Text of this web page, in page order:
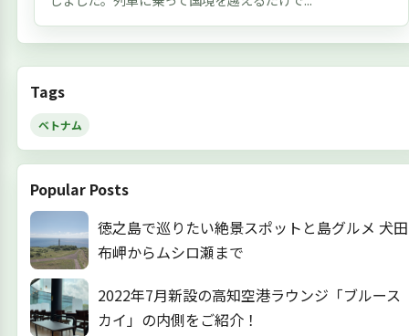
Tags
ベトナム
Popular Posts
徳之島で巡りたい絶景スポットと島グルメ 犬田
布岬からムシロ瀬まで
2022年7月新設の高知空港ラウンジ「ブルース
カイ」の内側をご紹介！